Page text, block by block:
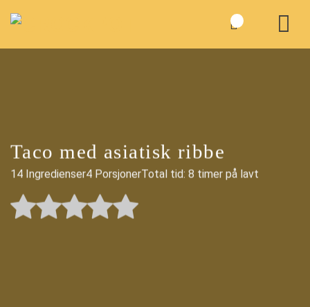
Taco med asiatisk ribbe
14 Ingredienser4 PorsjonerTotal tid: 8 timer på lavt